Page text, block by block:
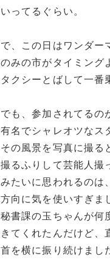
いってるぐらい。
で、この日はワンダー
のみの市がタイミング
タクシーとばして一番
でも、参加されてるの
有名でシャレオツなス
その風景を写真に撮る
撮るふりして芸能人撮
みたいに思われるのは
方向に気を使いすぎま
秘書課の玉ちゃんが何
きてくれたんだけど、
首を横に振り続けまし